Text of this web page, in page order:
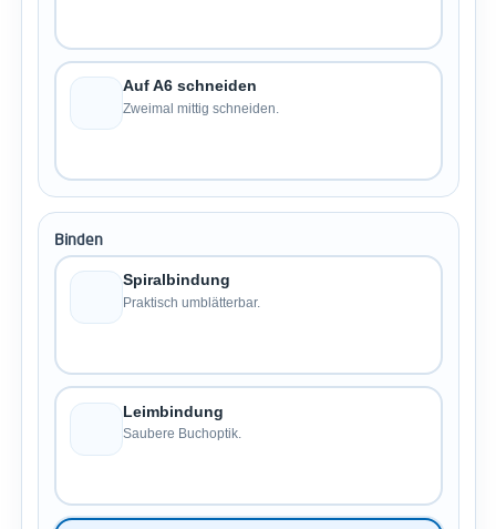
Auf A6 schneiden
Zweimal mittig schneiden.
Binden
Spiralbindung
Praktisch umblätterbar.
Leimbindung
Saubere Buchoptik.